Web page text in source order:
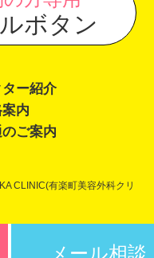
ボタン
ター紹介
内
ご案内
CLINIC(有楽町美容外科クリ